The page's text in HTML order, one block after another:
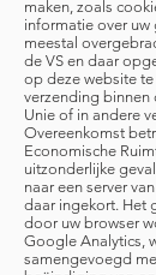
maken, zoals
informatie over
meestal
de VS en daar
op deze website
verzending binnen
Unie of in andere
Overeenkomst
Economische
uitzonderlijke
naar een server
daar ingekort. Het
door uw browser
Google Analytics,
samengevoegd